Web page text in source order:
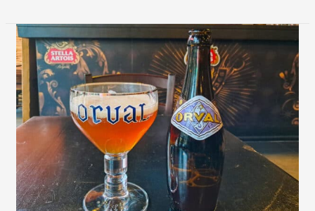
zhořklé
jahody
u
Waterloo